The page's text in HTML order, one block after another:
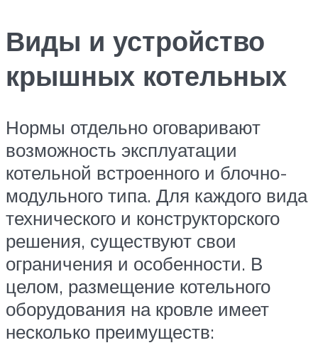
Виды и устройство
крышных котельных
Нормы отдельно оговаривают
возможность эксплуатации
котельной встроенного и блочно-
модульного типа. Для каждого вида
технического и конструкторского
решения, существуют свои
ограничения и особенности. В
целом, размещение котельного
оборудования на кровле имеет
несколько преимуществ: